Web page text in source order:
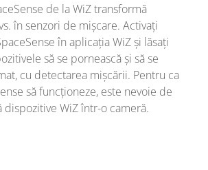
de la WiZ transformă
în senzori de mișcare. Activați
în aplicația WiZ și lăsați
să se pornească și să se
cu detectarea mișcării. Pentru ca
să funcționeze, este nevoie de
WiZ într-o cameră.